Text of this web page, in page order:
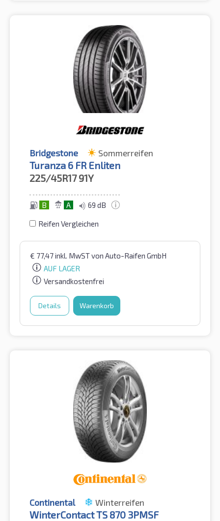
Bridgestone Sommerreifen
Turanza 6 FR Enliten
225/45R17 91Y
B A 69 dB
Reifen Vergleichen
€ 77,47inkl. MwSTvon Auto-Raifen GmbH
AUF LAGER
Versandkostenfrei
Details Warenkorb
Continental Winterreifen
WinterContact TS 870 3PMSF